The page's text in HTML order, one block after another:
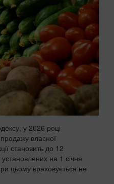
у 2026 році
власної
становить до 12
на 1 січня
цьому враховується не